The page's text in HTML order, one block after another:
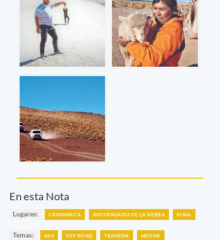
En esta Nota
Lugares: CATAMARCA ANTOFAGASTA DE LA SIERRA PUNA
Temas: 4X4 OFF ROAD TRAVESIA MOTOR